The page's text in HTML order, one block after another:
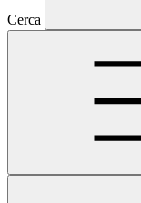
Cerca